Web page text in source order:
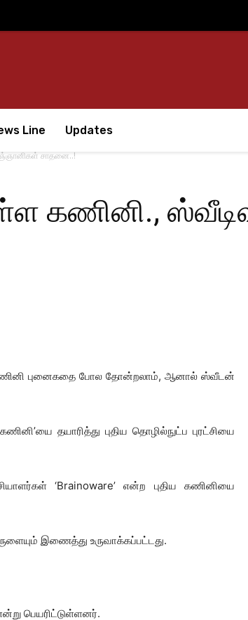
Line Updates
சாதனை..!
கணினி.,
கணினி புனைகதை போல தோன்றலாம், ஆனால் ஸ்வீடன்
தயாரித்து புதிய தொழில்நுட்ப புரட்சியை
‘Brainoware’ என்ற புதிய கணினியை
இணைத்து உருவாக்கப்பட்டது.
பெயரிட்டுள்ளனர்.